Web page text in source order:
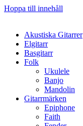
Hoppa till innehåll
Akustiska Gitarrer
Elgitarr
Basgitarr
Folk
Ukulele
Banjo
Mandolin
Gitarrmärken
Epiphone
Faith